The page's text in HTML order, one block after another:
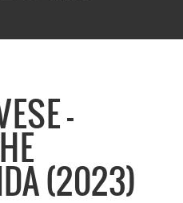
-
(2023)